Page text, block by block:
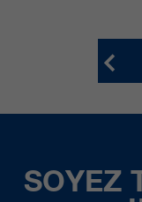
SOYEZ